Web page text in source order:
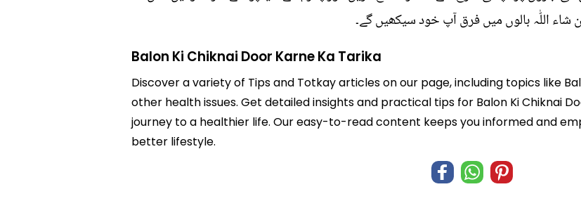
شاء اللّٰہ بالوں میں فرق آپ خود سیکھیں گے۔
Balon Ki Chiknai Door Karne Ka Tarika
Discover a variety of Tips and Totkay articles on our page, including topics like
other health issues. Get detailed insights and practical tips for Balon Ki Chiknai
journey to a healthier life. Our easy-to-read content keeps you informed and
better lifestyle.